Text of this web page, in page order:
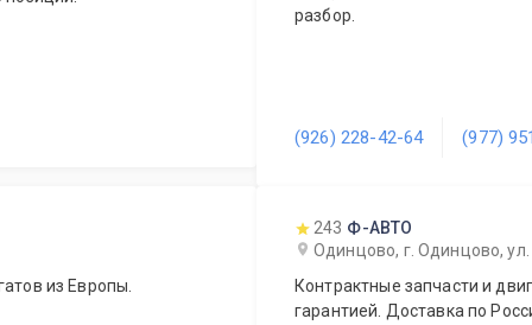
разбор.
(926) 228-42-64 (977)
из Европы.
243 Ф-АВТО
Одинцово, г. Одинцово,
Контрактные запчасти и
гарантией. Доставка по